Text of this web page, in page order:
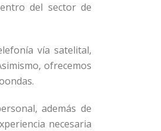
del sector de
vía satelital,
ofrecemos
además de
necesaria